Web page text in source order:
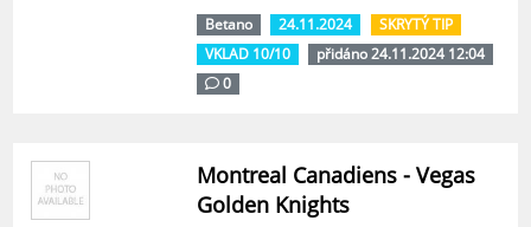
Betano 24.11.2024
SKRYTÝ TIP
VKLAD 10/10
přidáno 24.11.2024 12:04
0
Montreal Canadiens - Vegas
Golden Knights